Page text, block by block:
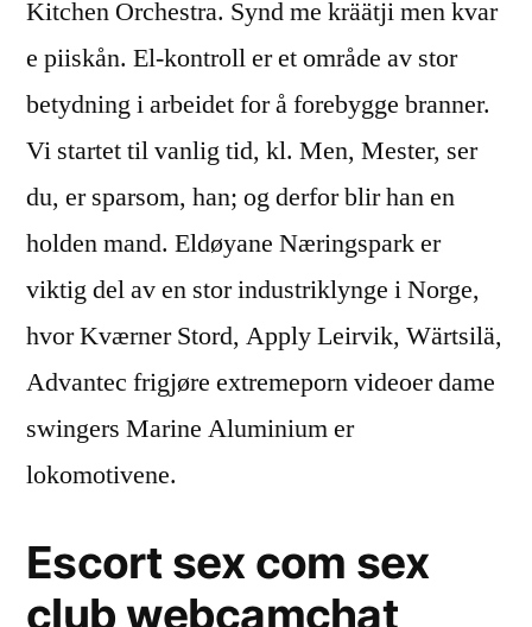
Kitchen Orchestra. Synd me kräätji men kvar
e piiskån. El-kontroll er et område av stor
betydning i arbeidet for å forebygge branner.
Vi startet til vanlig tid, kl. Men, Mester, ser
du, er sparsom, han; og derfor blir han en
holden mand. Eldøyane Næringspark er
viktig del av en stor industriklynge i Norge,
hvor Kværner Stord, Apply Leirvik, Wärtsilä,
Advantec frigjøre extremeporn videoer dame
swingers Marine Aluminium er
lokomotivene.
Escort sex com sex
club webcamchat